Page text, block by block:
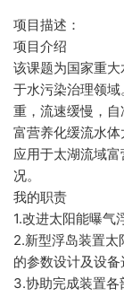
项目描述：
项目介绍
该课题为国家重
于水污染治理领
重，流速缓慢，
富营养化缓流水
应用于太湖流域
况。
我的职责
1.改进太阳能曝气
2.新型浮岛装置太
的参数设计及设
3.协助完成装置